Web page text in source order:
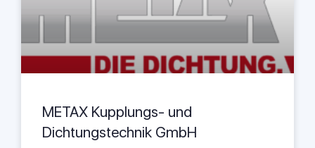
METAX Kupplungs- und
Dichtungstechnik GmbH